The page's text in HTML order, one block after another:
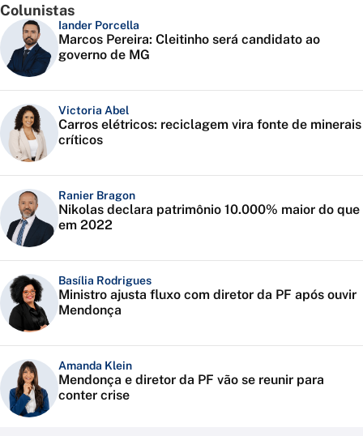
Colunistas
Iander Porcella
Marcos Pereira: Cleitinho será candidato ao
governo de MG
Victoria Abel
Carros elétricos: reciclagem vira fonte de minerais
críticos
Ranier Bragon
Nikolas declara patrimônio 10.000% maior do que
em 2022
Basília Rodrigues
Ministro ajusta fluxo com diretor da PF após ouvir
Mendonça
Amanda Klein
Mendonça e diretor da PF vão se reunir para
conter crise